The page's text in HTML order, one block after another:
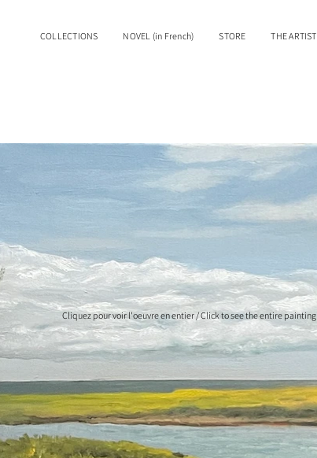
COLLECTIONS NOVEL (in French) STORE THE ARTIST
Cliquez pour voir l'oeuvre en entier / Click to see the entire painting